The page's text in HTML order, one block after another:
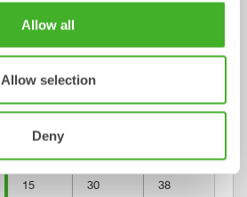
Allow all
Allow selection
Deny
S30 S40 S40 W
0-2 2-6
15 30 38